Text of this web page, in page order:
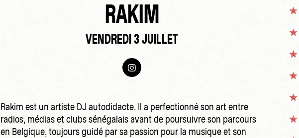
RAKIM
VENDREDI 3 JUILLET
Rakim est un artiste DJ autodidacte. Il a perfectionné son art entre
radios, médias et clubs sénégalais avant de poursuivre son parcours
en Belgique, toujours guidé par sa passion pour la musique et son